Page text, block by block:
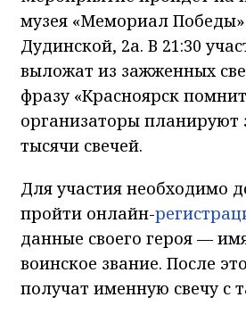
музея «Мемориал
Дудинской, 2а. В 21:30
выложат из зажженных
фразу «Красноярск
организаторы планируют
тысячи свечей.
Для участия необходимо
пройти онлайн-
данные своего героя —
воинское звание. После
получат именную свечу с